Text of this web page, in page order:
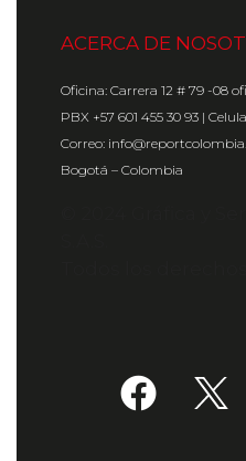
ACERCA DE
Oficina: Carrera 12 # 79 -08
PBX +57 601 455 30 93 |
Correo:
Bogotá – Colombia